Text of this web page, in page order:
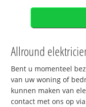
Allround
Bent u momenteel
van uw woning of
kunnen maken van
contact met ons op